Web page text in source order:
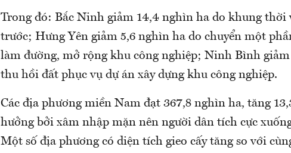
Trong đó: Bắc Ninh giảm 14,4 nghìn ha do khung thời
trước; Hưng Yên giảm 5,6 nghìn ha do chuyển một
làm đường, mở rộng khu công nghiệp; Ninh Bình giảm
thu hồi đất phục vụ dự án xây dựng khu công nghiệp.
Các địa phương miền Nam đạt 367,8 nghìn ha, tăng
hưởng bởi xâm nhập mặn nên người dân tích cực
Một số địa phương có diện tích gieo cấy tăng so với